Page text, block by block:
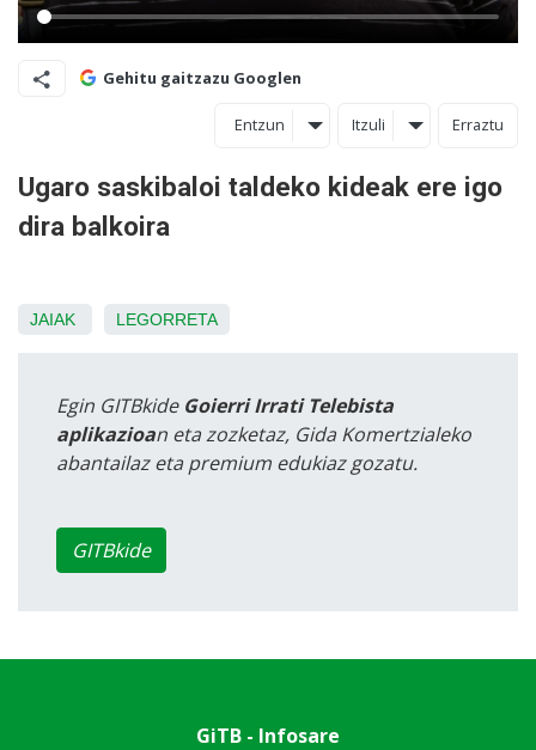
Gehitu gaitzazu Googlen
Entzun Itzuli Erraztu
Ugaro saskibaloi taldeko kideak ere igo
dira balkoira
JAIAK LEGORRETA
Egin GITBkide Goierri Irrati Telebista
aplikazioan eta zozketaz, Gida Komertzialeko
abantailaz eta premium edukiaz gozatu.
GITBkide
GiTB - Infosare